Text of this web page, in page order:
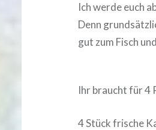
Ich werde euch
Denn
gut zum Fisch
Ihr braucht für 4
4 Stück frische